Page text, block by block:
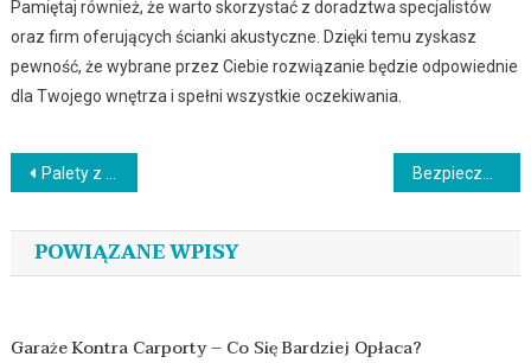
Pamiętaj również, że warto skorzystać z doradztwa specjalistów
oraz firm oferujących ścianki akustyczne. Dzięki temu zyskasz
pewność, że wybrane przez Ciebie rozwiązanie będzie odpowiednie
dla Twojego wnętrza i spełni wszystkie oczekiwania.
Nawigacja
wpisu
Palety z tworzywa – czy warto ją kupić?
POWIĄZANE WPISY
Garaże Kontra Carporty – Co Się Bardziej Opłaca?